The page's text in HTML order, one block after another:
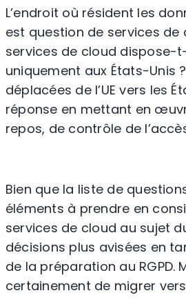
L’endroit où résident les
est question de services de
services de cloud dispose-
uniquement aux États-Unis
déplacées de l’UE vers les
réponse en mettant en
repos, de contrôle de
Bien que la liste de
éléments à prendre en
services de cloud au sujet
décisions plus avisées en
de la préparation au
certainement de migrer